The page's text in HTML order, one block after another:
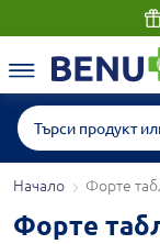
Начало Форте
Форте